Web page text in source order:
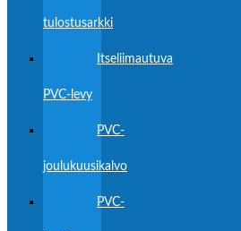
tulostusarkki
Itseliimautuva
PVC-levy
PVC-
joulukuusikalvo
PVC-